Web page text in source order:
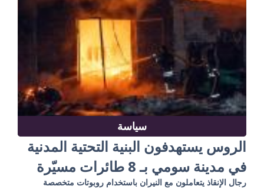
سياسة
الروس يستهدفون البنية التحتية المدنية
في مدينة سومي بـ 8 طائرات مسيّرة
رجال الإنقاذ يتعاملون مع النيران باستخدام روبوتات متخصصة